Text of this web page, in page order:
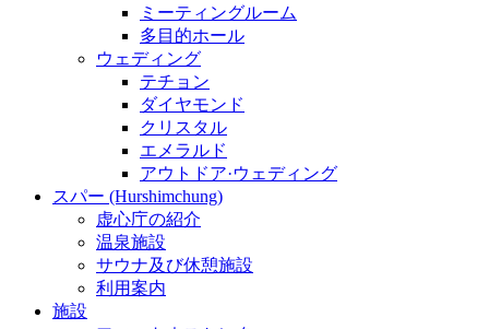
ミーティングルーム
多目的ホール
ウェディング
テチョン
ダイヤモンド
クリスタル
エメラルド
アウトドア·ウェディング
スパー (Hurshimchung)
虚心庁の紹介
温泉施設
サウナ及び休憩施設
利用案内
施設